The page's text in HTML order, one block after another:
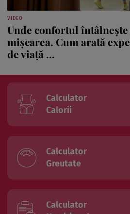
VIDEO
Unde confortul
mișcarea. Cum arată
de viață ...
Calculator
Calorii
Calculator
Greutate
Calculator